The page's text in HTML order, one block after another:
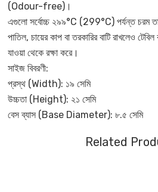
(Odour-free)।
এগুলো সর্বোচ্চ ২৯৯°C (299°C) পর্যন্ত চরম
পাতিল, চায়ের কাপ বা তরকারির বাটি রাখলেও
যাওয়া থেকে রক্ষা করে।
সাইজ বিবরণী:
প্রস্থ (Width): ১৯ সেমি
উচ্চতা (Height): ২১ সেমি
বেস ব্যাস (Base Diameter): ৮.৫ সেমি
Related